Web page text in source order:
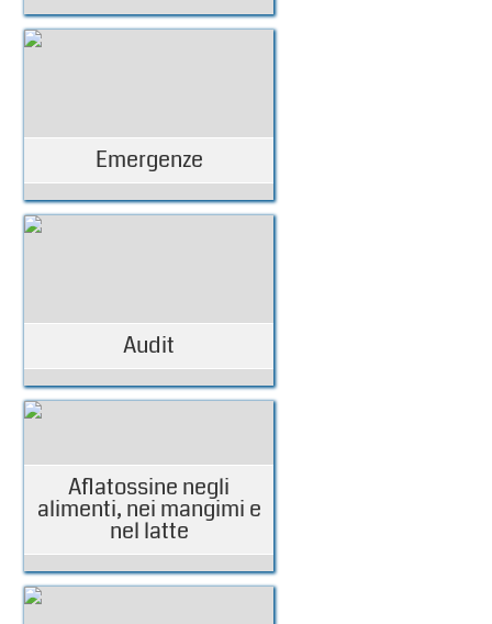
Emergenze
Audit
Aflatossine negli
alimenti, nei mangimi e
nel latte